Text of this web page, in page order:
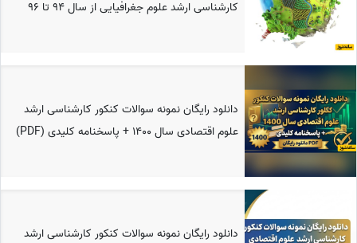
کارشناسی‌ ارشد علوم جغرافیایی از سال 94 تا 96
دانلود رایگان نمونه سوالات کنکور کارشناسی ارشد
علوم اقتصادی سال 1400 + پاسخنامه کلیدی (PDF)
دانلود رایگان نمونه سوالات کنکور کارشناسی ارشد